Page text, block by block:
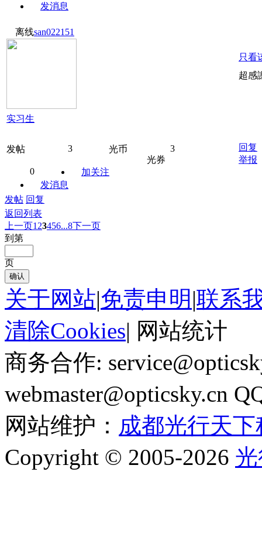
发消息
离线san022151
实习生
发帖 3 光币
3
光券
0
加关注
发消息
只看
超感
回复
举报
发帖 回复
返回列表
上一页1 23456...8下一页
到第
页
确认
关于网站|免责申明 |联系
清除Cookies| 网站统计
商务合作:
webmaster@opticsky.cn
网站维护： 成都光行天
Copyright © 2005-2026